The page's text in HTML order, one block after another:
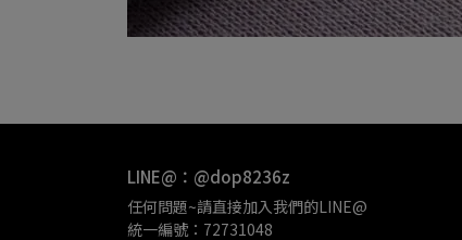
LINE@：@dop8236z
任何問題~請直接加入我們的LINE@
統一編號：72731048